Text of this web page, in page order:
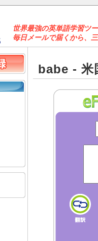
世界最強の英単語学習ツ
毎日メールで届くから、
babe - 米